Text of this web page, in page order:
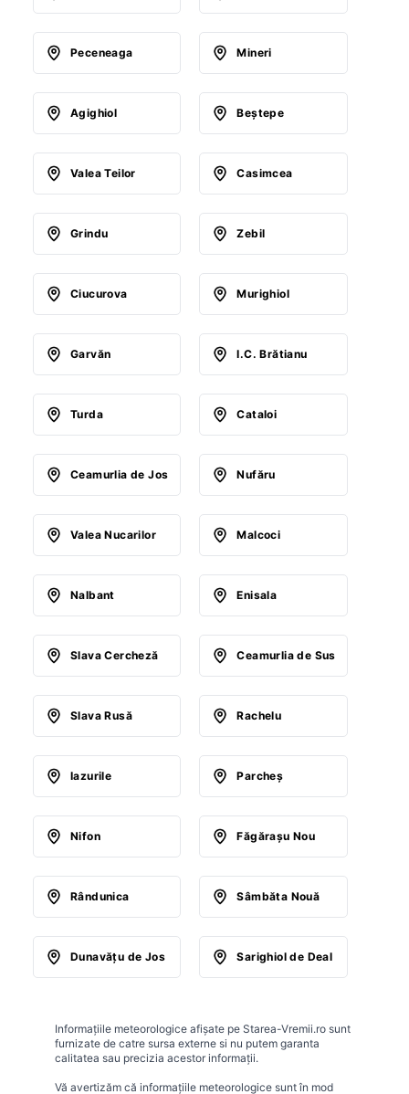
Peceneaga Mineri
Agighiol Beştepe
Valea Teilor Casimcea
Grindu Zebil
Ciucurova Murighiol
Garvăn I.C. Brătianu
Turda Cataloi
Ceamurlia de Jos Nufăru
Valea Nucarilor Malcoci
Nalbant Enisala
Slava Cercheză Ceamurlia de Sus
Slava Rusă Rachelu
Iazurile Parcheş
Nifon Făgăraşu Nou
Rândunica Sâmbăta Nouă
Dunavăţu de Jos Sarighiol de Deal
Informațiile meteorologice afișate pe Starea-Vremii.ro sunt
furnizate de catre sursa externe si nu putem garanta
calitatea sau precizia acestor informații.
Vă avertizăm că informațiile meteorologice sunt în mod